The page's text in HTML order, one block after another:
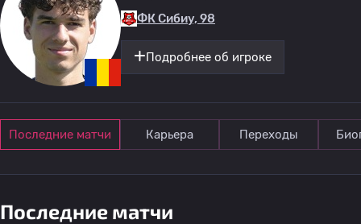
ФК Сибиу, 98
Подробнее об игроке
Последние матчи Карьера Переходы
Последние матчи